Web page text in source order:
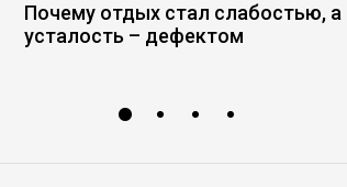
Почему отдых стал слабостью, а
усталость – дефектом